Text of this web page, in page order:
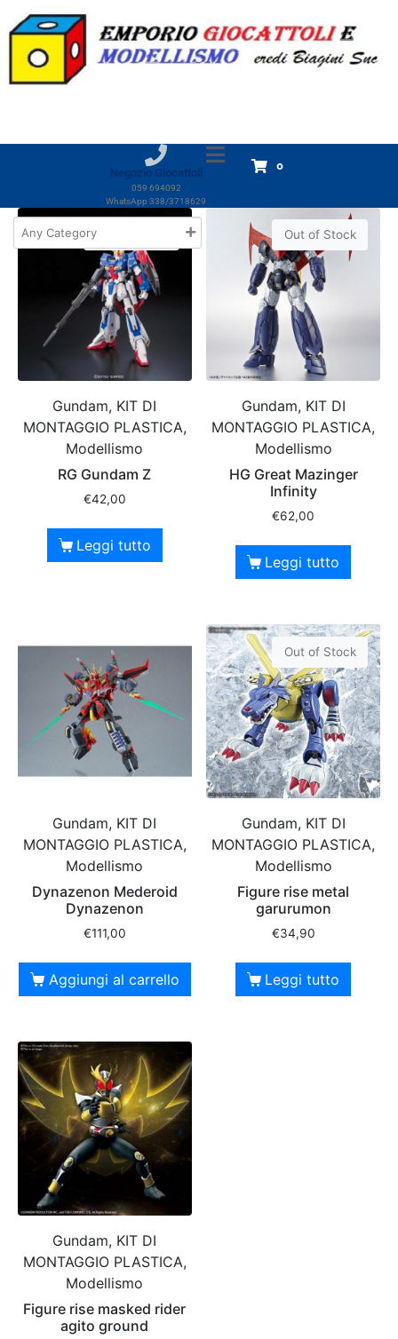
Negozio Giocattoli
059 694092
WhatsApp 338/3718629
0
Home Prodotti Bandai
Bandai
Out of Stock
Gundam, KIT DI
MONTAGGIO PLASTICA,
Modellismo
RG Gundam Z
€42,00
Leggi tutto
Out of Stock
Gundam, KIT DI
MONTAGGIO PLASTICA,
Modellismo
HG Great Mazinger
Infinity
€62,00
Leggi tutto
Gundam, KIT DI
MONTAGGIO PLASTICA,
Modellismo
Dynazenon Mederoid
Dynazenon
€111,00
Aggiungi al carrello
Out of Stock
Gundam, KIT DI
MONTAGGIO PLASTICA,
Modellismo
Figure rise metal
garurumon
€34,90
Leggi tutto
Gundam, KIT DI
MONTAGGIO PLASTICA,
Modellismo
Figure rise masked rider
agito ground